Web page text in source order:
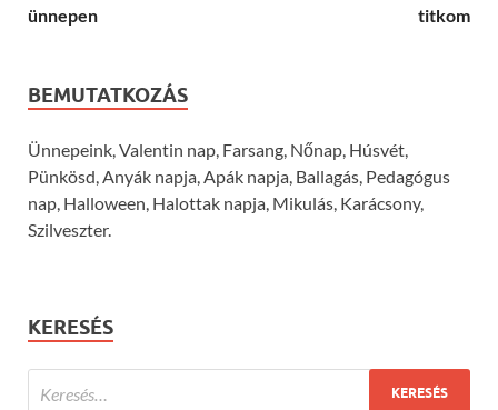
ünnepen
titkom
BEMUTATKOZÁS
Ünnepeink, Valentin nap, Farsang, Nőnap, Húsvét,
Pünkösd, Anyák napja, Apák napja, Ballagás, Pedagógus
nap, Halloween, Halottak napja, Mikulás, Karácsony,
Szilveszter.
KERESÉS